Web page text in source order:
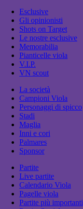
Esclusive
Gli opinionisti
Shots on Target
Le nostre esclusive
Memorabilia
Pianticelle viola
V.I.P.
VN scout
La società
Campioni Viola
Personaggi di spicco
Stadi
Maglia
Inni e cori
Palmares
Sponsor
Partite
Live partite
Calendario Viola
Pagelle viola
Partite più importanti